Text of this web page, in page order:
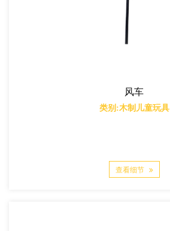
风车
类别:木制儿童玩具
查看细节